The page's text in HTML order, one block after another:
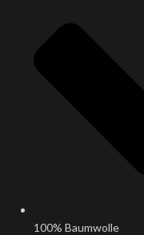
100% Baumwolle